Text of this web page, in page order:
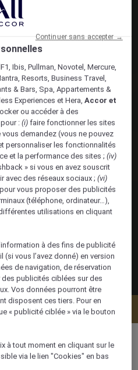
Ibis, Pullman, Novotel, Mercure,
Resorts, Business Travel,
& Bars, Spa, Appartements &
Experiences et Hera,Accor et
ou accéder à des
pour :(i) faire fonctionner les sites
demandez (vous ne pouvez
personnaliser les fonctionnalités
et la performance des sites ;(iv)
» si vous en avez souscrit
avec des réseaux sociaux ;(vi)
vous proposer des publicités
(téléphone, ordinateur…),
utilisations en cliquant
à des fins de publicité
(si vous l’avez donné) en version
de navigation, de réservation
publicités ciblées sur des
Vos données pourront être
disposent ces tiers. Pour en
« publicité ciblée » via le bouton
à tout moment en cliquant sur le
via le lien "Cookies" en bas
Continuer sans accepter →